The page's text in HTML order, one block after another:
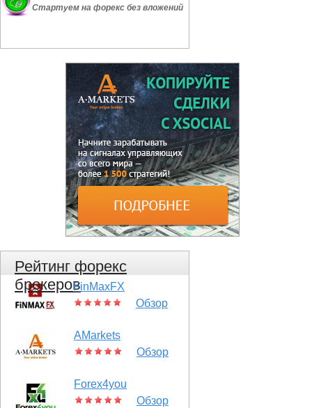
Стартуем на форекс без вложений
Рейтинг форекс
брокеровFinMaxFX
Обзор
AMarkets
Обзор
Forex4you
Обзор